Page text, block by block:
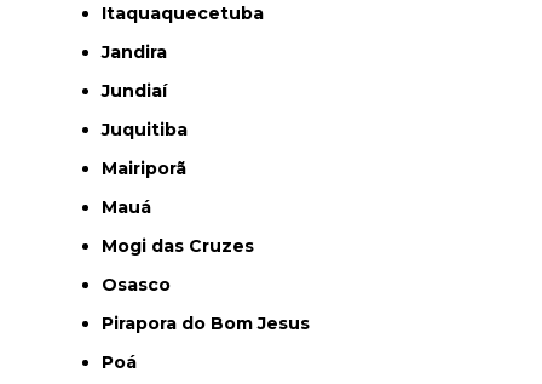
Itaquaquecetuba
Jandira
Jundiaí
Juquitiba
Mairiporã
Mauá
Mogi das Cruzes
Osasco
Pirapora do Bom Jesus
Poá